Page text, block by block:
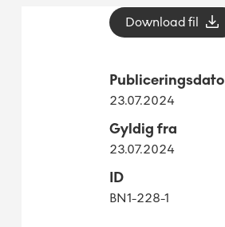
Download fil
Publiceringsdato
23.07.2024
Gyldig fra
23.07.2024
ID
BN1-228-1